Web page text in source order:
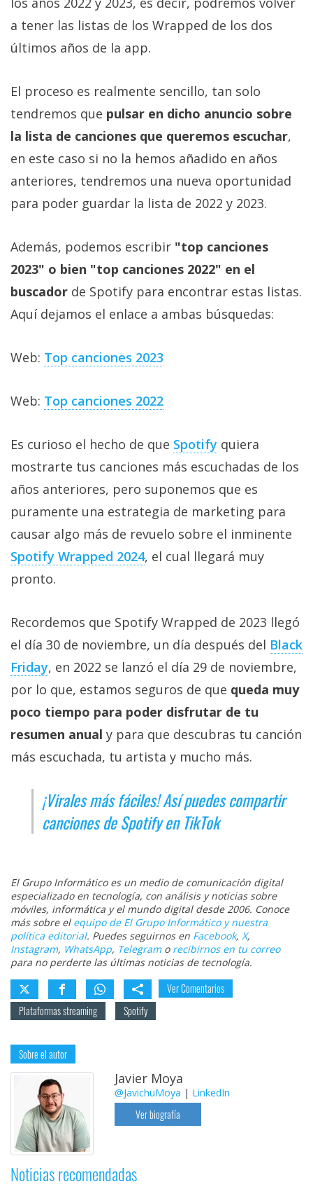
a tener las listas de los Wrapped de los dos
últimos años de la app.
El proceso es realmente sencillo, tan solo
tendremos que pulsar en dicho anuncio sobre
la lista de canciones que queremos escuchar,
en este caso si no la hemos añadido en años
anteriores, tendremos una nueva oportunidad
para poder guardar la lista de 2022 y 2023.
Además, podemos escribir "top canciones
2023" o bien "top canciones 2022" en el
buscador de Spotify para encontrar estas listas.
Aquí dejamos el enlace a ambas búsquedas:
Web: Top canciones 2023
Web: Top canciones 2022
Es curioso el hecho de que Spotify quiera
mostrarte tus canciones más escuchadas de los
años anteriores, pero suponemos que es
puramente una estrategia de marketing para
causar algo más de revuelo sobre el inminente
Spotify Wrapped 2024, el cual llegará muy
pronto.
Recordemos que Spotify Wrapped de 2023 llegó
el día 30 de noviembre, un día después del Black
Friday, en 2022 se lanzó el día 29 de noviembre,
por lo que, estamos seguros de que queda muy
poco tiempo para poder disfrutar de tu
resumen anual y para que descubras tu canción
más escuchada, tu artista y mucho más.
¡Virales más fáciles! Así puedes compartir
canciones de Spotify en TikTok
El Grupo Informático es un medio de comunicación digital
especializado en tecnología, con análisis y noticias sobre
móviles, informática y el mundo digital desde 2006. Conoce
más sobre el equipo de El Grupo Informático y nuestra
política editorial. Puedes seguirnos en Facebook, X,
Instagram, WhatsApp, Telegramo recibirnos en tu correo
para no perderte las últimas noticias de tecnología.
Ver Comentarios
Plataformas streaming
Spotify
Sobre el autor
Javier Moya
@JavichuMoya | LinkedIn
Ver biografía
Noticias recomendadas